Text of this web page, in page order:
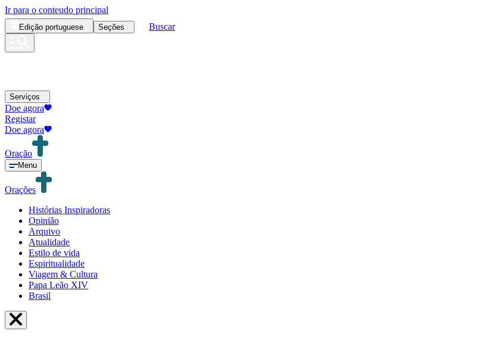
Ir para o conteudo principal
Edição portuguese Seções Buscar
Serviços
Doe agora
Registar
Doe agora
Oração
Menu
Orações
Histórias Inspiradoras
Opinião
Arquivo
Atualidade
Estilo de vida
Espiritualidade
Viagem & Cultura
Papa Leão XIV
Brasil